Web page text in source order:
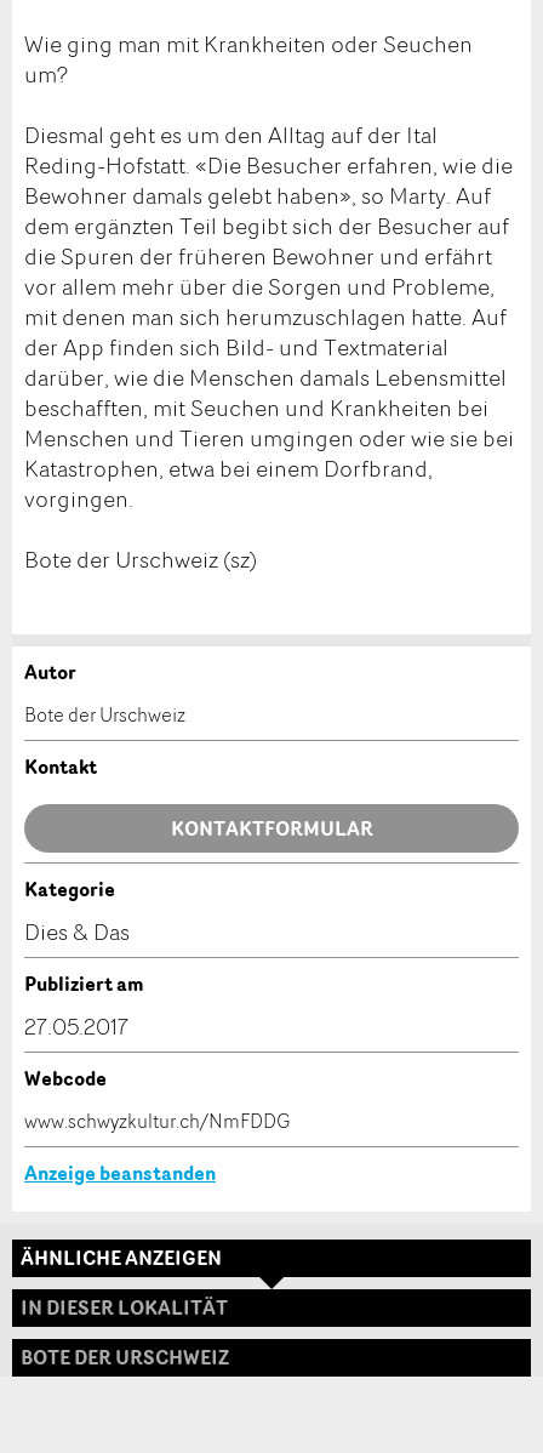
Wie ging man mit Krankheiten oder Seuchen
um?
Diesmal geht es um den Alltag auf der Ital
Reding-Hofstatt. «Die Besucher erfahren, wie die
Bewohner damals gelebt haben», so Marty. Auf
dem ergänzten Teil begibt sich der Besucher auf
die Spuren der früheren Bewohner und erfährt
vor allem mehr über die Sorgen und Probleme,
mit denen man sich herumzuschlagen hatte. Auf
der App finden sich Bild- und Textmaterial
darüber, wie die Menschen damals Lebensmittel
beschafften, mit Seuchen und Krankheiten bei
Menschen und Tieren umgingen oder wie sie bei
Katastrophen, etwa bei einem Dorfbrand,
vorgingen.
Bote der Urschweiz (sz)
Anzeige beanstanden
Ihr Feedback wird sehr geschätzt!
Allgemeines Feedback
Anzeige nicht mehr gültig
Anzeige unvollständig
* Eingabe erforderlich
Anzeige weiterempfehlen
Empfehlen Sie diese Anzeige an Freunde weiter.
* Eingabe erforderlich
Autor
Bote der Urschweiz
Kontakt
KONTAKTFORMULAR
Kontakt
Verfassen Sie eine Nachricht für die Kontaktpersonen
Adresse
Kategorie
Dies & Das
Publiziert am
27.05.2017
Webcode
www.schwyzkultur.ch/NmFDDG
Anzeige beanstanden
ÄHNLICHE ANZEIGEN
IN DIESER LOKALITÄT
BOTE DER URSCHWEIZ